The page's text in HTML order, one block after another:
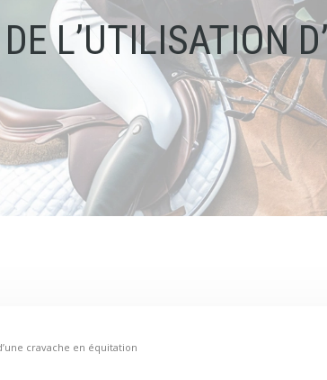
L’UTILISATION
cravache en équitation